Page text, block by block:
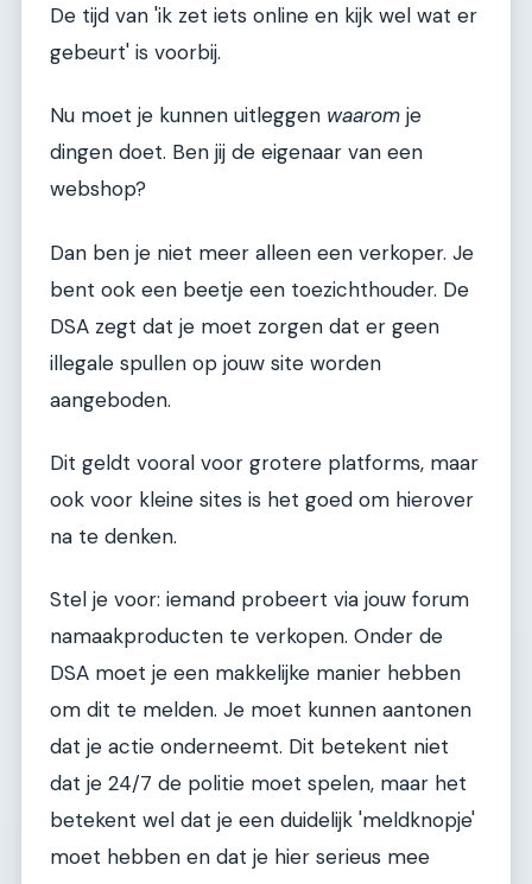
De tijd van 'ik zet iets online en kijk wel wat er
gebeurt' is voorbij.
Nu moet je kunnen uitleggen waarom je
dingen doet. Ben jij de eigenaar van een
webshop?
Dan ben je niet meer alleen een verkoper. Je
bent ook een beetje een toezichthouder. De
DSA zegt dat je moet zorgen dat er geen
illegale spullen op jouw site worden
aangeboden.
Dit geldt vooral voor grotere platforms, maar
ook voor kleine sites is het goed om hierover
na te denken.
Stel je voor: iemand probeert via jouw forum
namaakproducten te verkopen. Onder de
DSA moet je een makkelijke manier hebben
om dit te melden. Je moet kunnen aantonen
dat je actie onderneemt. Dit betekent niet
dat je 24/7 de politie moet spelen, maar het
betekent wel dat je een duidelijk 'meldknopje'
moet hebben en dat je hier serieus mee